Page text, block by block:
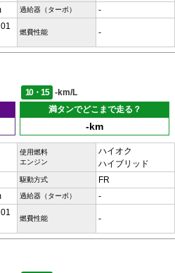
過給器（ターボ） -
燃費性能 -
10・15
-km/L
満タンでどこまで走る？
-km
使用燃料
エンジン
ハイオク
ハイブリッド
駆動方式 FR
過給器（ターボ） -
燃費性能 -